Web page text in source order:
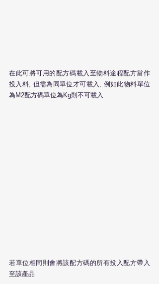
在此可將可用的配方碼載入至物料途程配方當作
投入料, 但需為同單位才可載入, 例如此物料單位
為M2配方碼單位為Kg則不可載入
若單位相同則會將該配方碼的所有投入配方帶入
至該產品